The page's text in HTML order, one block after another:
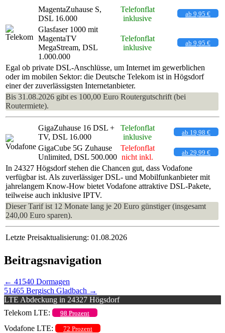
MagentaZuhause S,
DSL 16.000
Telefonflat
inklusive
ab 9,95 €
Glasfaser 1000 mit
MagentaTV
MegaStream, DSL
1.000.000
Telefonflat
inklusive
ab 9,95 €
Egal ob private DSL-Anschlüsse, um Internet im gewerblichen
oder im mobilen Sektor: die Deutsche Telekom ist in Högsdorf
einer der zuverlässigsten Internetanbieter.
Bis 31.08.2026 gibt es 100,00 Euro Routergutschrift (bei
Routermiete).
GigaZuhause 16 DSL +
TV, DSL 16.000
Telefonflat
inklusive
ab 19,98 €
GigaCube 5G Zuhause
Unlimited, DSL 500.000
Telefonflat
nicht inkl.
ab 29,99 €
In 24327 Högsdorf stehen die Chancen gut, dass Vodafone
verfügbar ist. Als zuverlässiger DSL- und Mobilfunkanbieter mit
jahrelangem Know-How bietet Vodafone attraktive DSL-Pakete,
teilweise auch inklusive IPTV.
Dieser Tarif ist 12 Monate lang je 20 Euro günstiger (insgesamt
240,00 Euro sparen).
Letzte Preisaktualisierung: 01.08.2026
Beitragsnavigation
← 41540 Dormagen
51465 Bergisch Gladbach →
LTE Abdeckung in 24327 Högsdorf
Telekom LTE:
98 Prozent
Vodafone LTE: 72 Prozent